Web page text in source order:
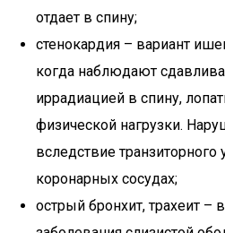
отдает в спину;
стенокардия – вариант
когда наблюдают
иррадиацией в спину,
физической нагрузки.
вследствие
коронарных сосудах;
острый бронхит, трахеит –